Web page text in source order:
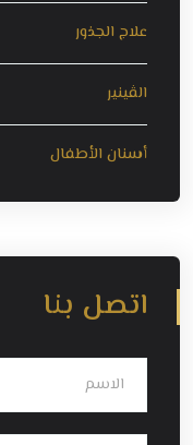
علاج الجذور
الڤينير
أسنان الأطفال
اتصل بنا